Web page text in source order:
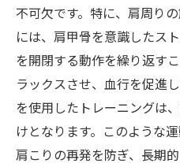
不可欠です。特に、肩周り
には、肩甲骨を意識したス
を開閉する動作を繰り返す
ラックスさせ、血行を促進
を使用したトレーニングは
けとなります。このような
肩こりの再発を防ぎ、長期